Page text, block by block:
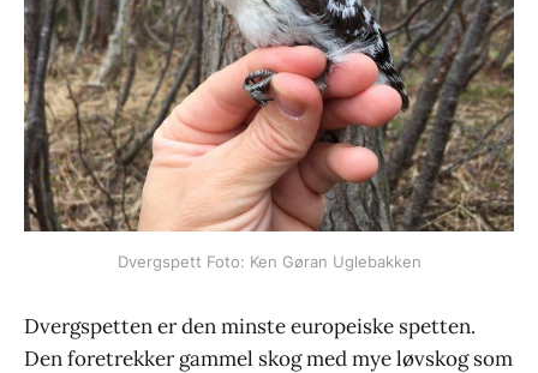
Dvergspett Foto: Ken Gøran Uglebakken
Dvergspetten er den minste europeiske spetten.
Den foretrekker gammel skog med mye løvskog som